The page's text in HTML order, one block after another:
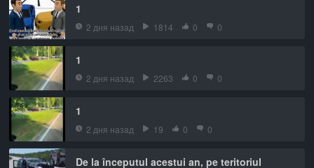
1
2 дня назад 1814 0 0
1
2 дня назад 2263 0 0
1
2 дня назад 19 0 0
De la începutul acestui an, pe teritoriul